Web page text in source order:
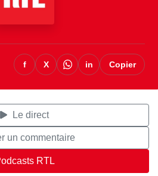
f X in Copier
Le direct
un commentaire
RTL